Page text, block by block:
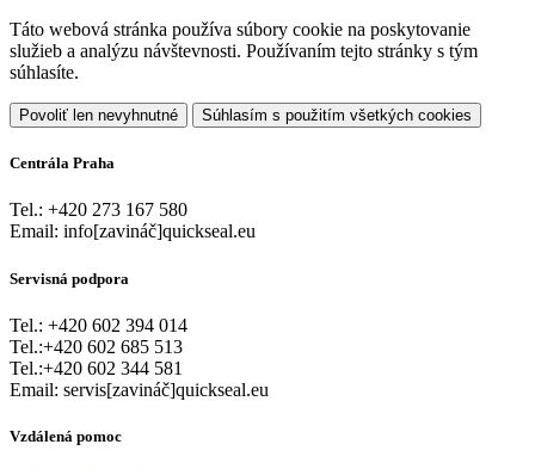
Táto webová stránka používa súbory cookie na poskytovanie
služieb a analýzu návštevnosti. Používaním tejto stránky s tým
súhlasíte.
Povoliť len nevyhnutné Súhlasím s použitím všetkých cookies
Centrála Praha
Tel.: +420 273 167 580
Email: info[zavináč]quickseal.eu
Servisná podpora
Tel.: +420 602 394 014
Tel.:+420 602 685 513
Tel.:+420 602 344 581
Email: servis[zavináč]quickseal.eu
Vzdálená pomoc